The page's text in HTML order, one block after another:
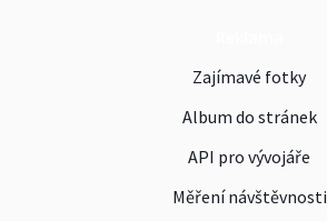
Zajímavé fotky
Album do stránek
API pro vývojáře
Měření návštěvnosti